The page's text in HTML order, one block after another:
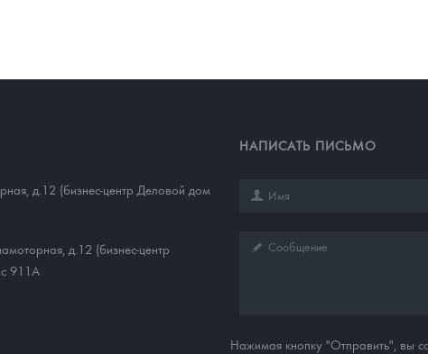
д.12 (бизнес-центр Деловой дом
д.12 (бизнес-центр
911А
НАПИСАТЬ ПИСЬМО
Нажимая кнопку "Отправить", вы